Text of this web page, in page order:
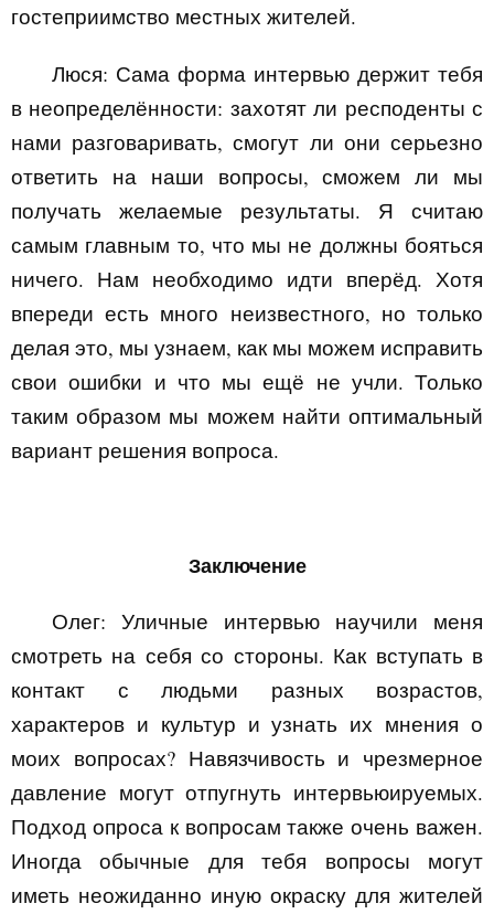
гостеприимство местных жителей.
Люся: Сама форма интервью держит тебя
в неопределённости: захотят ли респоденты с
нами разговаривать, смогут ли они серьезно
ответить на наши вопросы, сможем ли мы
получать желаемые результаты. Я считаю
самым главным то, что мы не должны бояться
ничего. Нам необходимо идти вперёд. Хотя
впереди есть много неизвестного, но только
делая это, мы узнаем, как мы можем исправить
свои ошибки и что мы ещё не учли. Только
таким образом мы можем найти оптимальный
вариант решения вопроса.
Заключение
Олег: Уличные интервью научили меня
смотреть на себя со стороны. Как вступать в
контакт с людьми разных возрастов,
характеров и культур и узнать их мнения о
моих вопросах? Навязчивость и чрезмерное
давление могут отпугнуть интервьюируемых.
Подход опроса к вопросам также очень важен.
Иногда обычные для тебя вопросы могут
иметь неожиданно иную окраску для жителей